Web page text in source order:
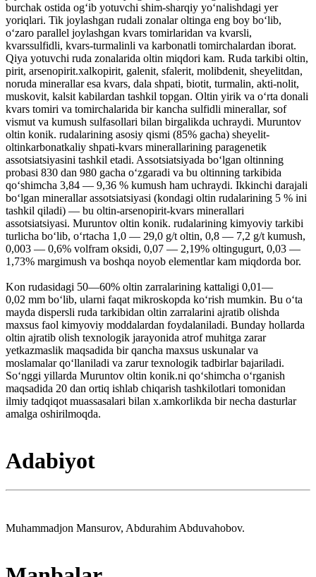
burchak ostida ogʻib yotuvchi shim-sharqiy yoʻnalishdagi yer
yoriqlari. Tik joylashgan rudali zonalar oltinga eng boy boʻlib,
oʻzaro parallel joylashgan kvars tomirlaridan va kvarsli,
kvarssulfidli, kvars-turmalinli va karbonatli tomirchalardan iborat.
Qiya yotuvchi ruda zonalarida oltin miqdori kam. Ruda tarkibi oltin,
pirit, arsenopirit.xalkopirit, galenit, sfalerit, molibdenit, sheyelitdan,
noruda minerallar esa kvars, dala shpati, biotit, turmalin, akti-nolit,
muskovit, kalsit kabilardan tashkil topgan. Oltin yirik va oʻrta donali
kvars tomiri va tomirchalarida bir kancha sulfidli minerallar, sof
vismut va kumush sulfasollari bilan birgalikda uchraydi. Muruntov
oltin konik. rudalarining asosiy qismi (85% gacha) sheyelit-
oltinkarbonatkaliy shpati-kvars minerallarining paragenetik
assotsiatsiyasini tashkil etadi. Assotsiatsiyada boʻlgan oltinning
probasi 830 dan 980 gacha oʻzgaradi va bu oltinning tarkibida
qoʻshimcha 3,84 — 9,36 % kumush ham uchraydi. Ikkinchi darajali
boʻlgan minerallar assotsiatsiyasi (kondagi oltin rudalarining 5 % ini
tashkil qiladi) — bu oltin-arsenopirit-kvars minerallari
assotsiatsiyasi. Muruntov oltin konik. rudalarining kimyoviy tarkibi
turlicha boʻlib, oʻrtacha 1,0 — 29,0 g/t oltin, 0,8 — 7,2 g/t kumush,
0,003 — 0,6% volfram oksidi, 0,07 — 2,19% oltingugurt, 0,03 —
1,73% margimush va boshqa noyob elementlar kam miqdorda bor.
Kon rudasidagi 50—60% oltin zarralarining kattaligi 0,01—
0,02 mm boʻlib, ularni faqat mikroskopda koʻrish mumkin. Bu oʻta
mayda dispersli ruda tarkibidan oltin zarralarini ajratib olishda
maxsus faol kimyoviy moddalardan foydalaniladi. Bunday hollarda
oltin ajratib olish texnologik jarayonida atrof muhitga zarar
yetkazmaslik maqsadida bir qancha maxsus uskunalar va
moslamalar qoʻllaniladi va zarur texnologik tadbirlar bajariladi.
Soʻnggi yillarda Muruntov oltin konik.ni qoʻshimcha oʻrganish
maqsadida 20 dan ortiq ishlab chiqarish tashkilotlari tomonidan
ilmiy tadqiqot muassasalari bilan x.amkorlikda bir necha dasturlar
amalga oshirilmoqda.
Adabiyot
Muhammadjon Mansurov, Abdurahim Abduvahobov.